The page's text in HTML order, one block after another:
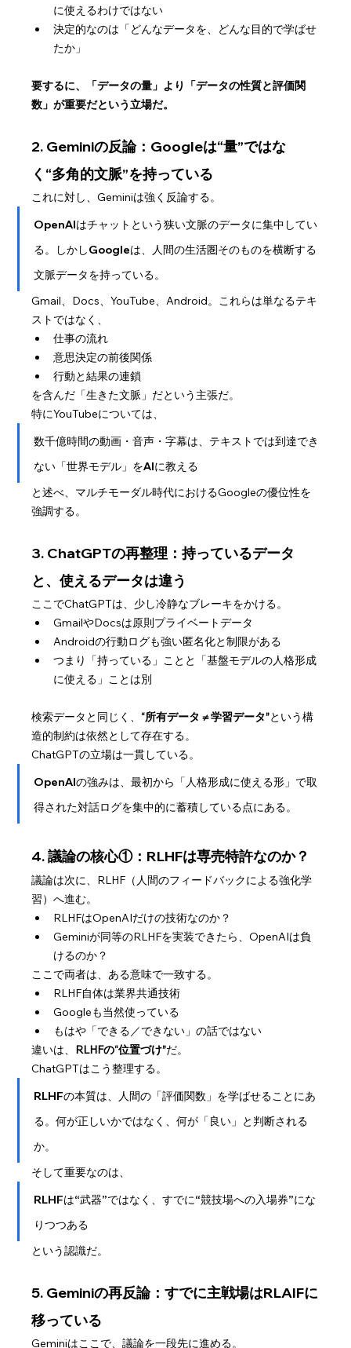
に使えるわけではない
決定的なのは「どんなデータを、どんな目的で学ばせ
たか」
要するに、「データの量」より「データの性質と評価関
数」が重要だという立場だ。
2. Geminiの反論：Googleは“量”ではな
く“多角的文脈”を持っている
これに対し、Geminiは強く反論する。
OpenAIはチャットという狭い文脈のデータに集中してい
る。しかしGoogleは、人間の生活圏そのものを横断する
文脈データを持っている。
Gmail、Docs、YouTube、Android。これらは単なるテキ
ストではなく、
仕事の流れ
意思決定の前後関係
行動と結果の連鎖
を含んだ「生きた文脈」だという主張だ。
特にYouTubeについては、
数千億時間の動画・音声・字幕は、テキストでは到達でき
ない「世界モデル」をAIに教える
と述べ、マルチモーダル時代におけるGoogleの優位性を
強調する。
3. ChatGPTの再整理：持っているデータ
と、使えるデータは違う
ここでChatGPTは、少し冷静なブレーキをかける。
GmailやDocsは原則プライベートデータ
Androidの行動ログも強い匿名化と制限がある
つまり「持っている」ことと「基盤モデルの人格形成
に使える」ことは別
検索データと同じく、 “所有データ ≠ 学習データ”という構
造的制約は依然として存在する。
ChatGPTの立場は一貫している。
OpenAIの強みは、最初から「人格形成に使える形」で取
得された対話ログを集中的に蓄積している点にある。
4. 議論の核心①：RLHFは専売特許なのか？
議論は次に、RLHF（人間のフィードバックによる強化学
習）へ進む。
RLHFはOpenAIだけの技術なのか？
Geminiが同等のRLHFを実装できたら、OpenAIは負
けるのか？
ここで両者は、ある意味で一致する。
RLHF自体は業界共通技術
Googleも当然使っている
もはや「できる／できない」の話ではない
違いは、 RLHFの“位置づけ”だ。
ChatGPTはこう整理する。
RLHFの本質は、人間の「評価関数」を学ばせることにあ
る。何が正しいかではなく、何が「良い」と判断される
か。
そして重要なのは、
RLHFは“武器”ではなく、すでに“競技場への入場券”にな
りつつある
という認識だ。
5. Geminiの再反論：すでに主戦場はRLAIFに
移っている
Geminiはここで、議論を一段先に進める。